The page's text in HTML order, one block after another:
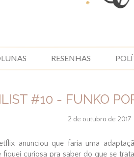
RESENHAS
#10 - FUNKO
2 de outubro de 2017
anunciou que faria uma
curiosa pra saber do que se